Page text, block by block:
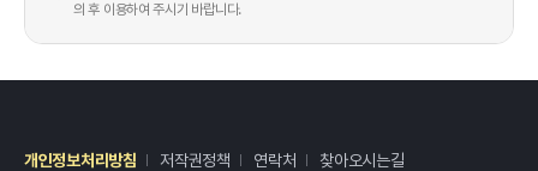
의 후 이용하여 주시기 바랍니다.
개인정보처리방침 저작권정책 연락처 찾아오시는길